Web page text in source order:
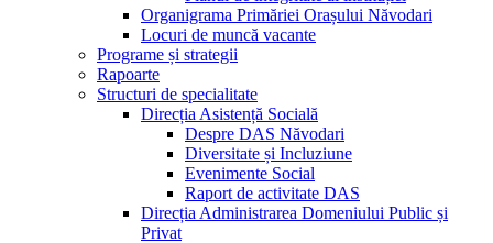
Organigrama Primăriei Orașului Năvodari
Locuri de muncă vacante
Programe și strategii
Rapoarte
Structuri de specialitate
Direcția Asistență Socială
Despre DAS Năvodari
Diversitate și Incluziune
Evenimente Social
Raport de activitate DAS
Direcția Administrarea Domeniului Public și
Privat